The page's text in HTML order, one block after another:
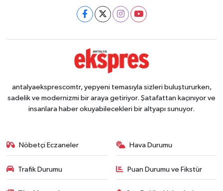
antalyaeksprescomtr, yepyeni temasıyla sizleri buluştururken,
sadelik ve modernizmi bir araya getiriyor. Şatafattan kaçınıyor ve
insanlara haber okuyabilecekleri bir altyapı sunuyor.
Nöbetçi Eczaneler Hava Durumu
Trafik Durumu Puan Durumu ve Fikstür